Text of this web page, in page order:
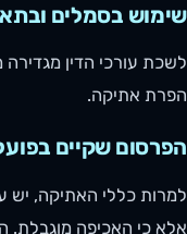
שימוש בסמלים
לשכת עורכי הדין
הפרת אתיקה.
הפרסום שקיים
למרות כללי האתיקה, יש
אלא כי האכיפה מוגבלת.